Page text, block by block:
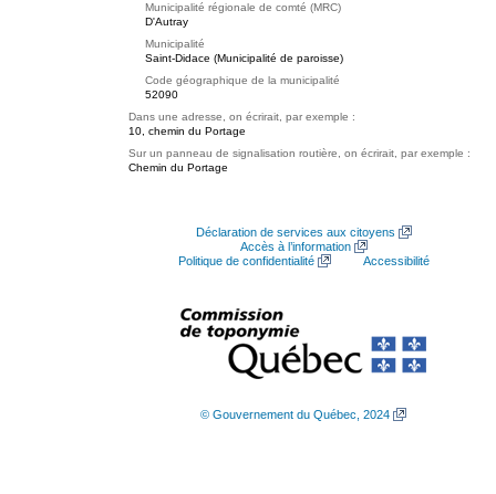
Municipalité régionale de comté (MRC)
D'Autray
Municipalité
Saint-Didace (Municipalité de paroisse)
Code géographique de la municipalité
52090
Dans une adresse, on écrirait, par exemple :
10, chemin du Portage
Sur un panneau de signalisation routière, on écrirait, par exemple :
Chemin du Portage
Déclaration de services aux citoyens
Accès à l’information
Politique de confidentialité
Accessibilité
© Gouvernement du Québec, 2024